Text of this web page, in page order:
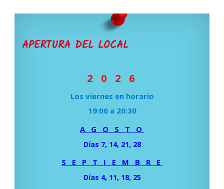
APERTURA DEL LOCAL
2 0 2 6
Los viernes en horario
19:00 a 20:30
A G O S T O
Días 7, 14, 21, 28
S E P T I E M B R E
Días 4, 11, 18, 25